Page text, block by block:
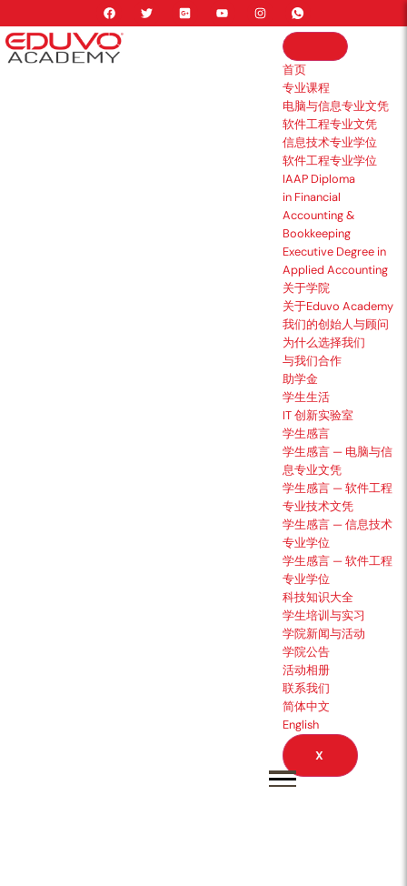
首页
专业课程
电脑与信息专业文凭
软件工程专业文凭
信息技术专业学位
软件工程专业学位
IAAP Diploma
in Financial
Accounting &
Bookkeeping
Executive Degree in
Applied Accounting
关于学院
关于Eduvo Academy
我们的创始人与顾问
为什么选择我们
与我们合作
助学金
学生生活
IT 创新实验室
学生感言
学生感言 — 电脑与信
息专业文凭
学生感言 — 软件工程
专业技术文凭
学生感言 — 信息技术
专业学位
学生感言 — 软件工程
专业学位
科技知识大全
学生培训与实习
学院新闻与活动
学院公告
活动相册
联系我们
简体中文
English
X